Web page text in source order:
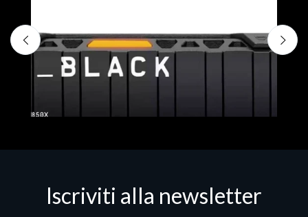
Iscriviti alla newsletter